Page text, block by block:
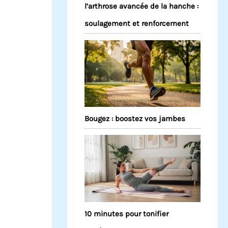
l’arthrose avancée de la hanche :
soulagement et renforcement
Bougez : boostez vos jambes
10 minutes pour tonifier